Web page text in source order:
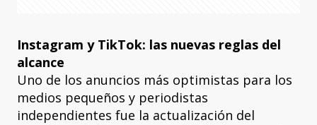
Instagram y TikTok: las nuevas reglas del
alcance
Uno de los anuncios más optimistas para los
medios pequeños y periodistas
independientes fue la actualización del